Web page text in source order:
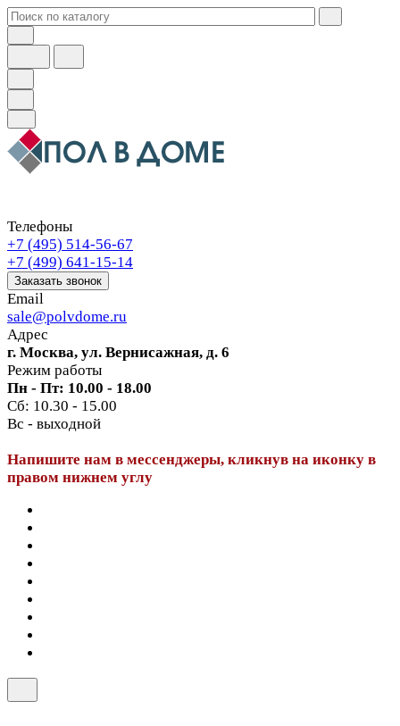
Телефоны
+7 (495) 514-56-67
+7 (499) 641-15-14
Заказать звонок
Email
sale@polvdome.ru
Адрес
г. Москва, ул. Вернисажная, д. 6
Режим работы
Пн - Пт: 10.00 - 18.00
Сб: 10.30 - 15.00
Вс - выходной
Напишите нам в мессенджеры, кликнув на иконку в
правом нижнем углу